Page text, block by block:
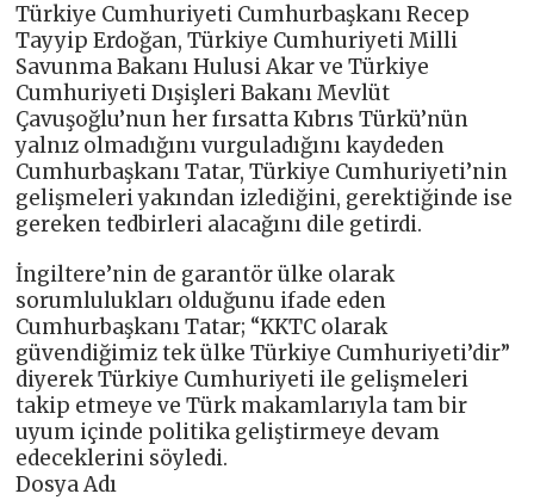
Türkiye Cumhuriyeti Cumhurbaşkanı Recep
Tayyip Erdoğan, Türkiye Cumhuriyeti Milli
Savunma Bakanı Hulusi Akar ve Türkiye
Cumhuriyeti Dışişleri Bakanı Mevlüt
Çavuşoğlu’nun her fırsatta Kıbrıs Türkü’nün
yalnız olmadığını vurguladığını kaydeden
Cumhurbaşkanı Tatar, Türkiye Cumhuriyeti’nin
gelişmeleri yakından izlediğini, gerektiğinde ise
gereken tedbirleri alacağını dile getirdi.
İngiltere’nin de garantör ülke olarak
sorumlulukları olduğunu ifade eden
Cumhurbaşkanı Tatar; “KKTC olarak
güvendiğimiz tek ülke Türkiye Cumhuriyeti’dir”
diyerek Türkiye Cumhuriyeti ile gelişmeleri
takip etmeye ve Türk makamlarıyla tam bir
uyum içinde politika geliştirmeye devam
edeceklerini söyledi.
Dosya Adı